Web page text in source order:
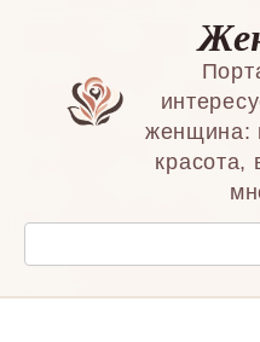
женщина:
красота,
Поиск: